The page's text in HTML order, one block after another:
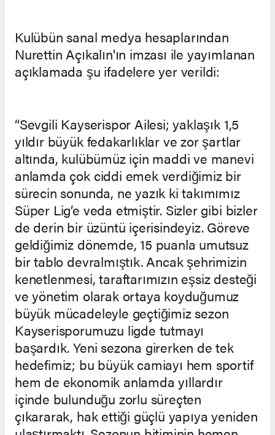
Kulübün sanal medya hesaplarından
Nurettin Açıkalın'ın imzası ile yayımlanan
açıklamada şu ifadelere yer verildi:
“Sevgili Kayserispor Ailesi; yaklaşık 1,5
yıldır büyük fedakarlıklar ve zor şartlar
altında, kulübümüz için maddi ve manevi
anlamda çok ciddi emek verdiğimiz bir
sürecin sonunda, ne yazık ki takımımız
Süper Lig’e veda etmiştir. Sizler gibi bizler
de derin bir üzüntü içerisindeyiz. Göreve
geldiğimiz dönemde, 15 puanla umutsuz
bir tablo devralmıştık. Ancak şehrimizin
kenetlenmesi, taraftarımızın eşsiz desteği
ve yönetim olarak ortaya koyduğumuz
büyük mücadeleyle geçtiğimiz sezon
Kayserisporumuzu ligde tutmayı
başardık. Yeni sezona girerken de tek
hedefimiz; bu büyük camiayı hem sportif
hem de ekonomik anlamda yıllardır
içinde bulunduğu zorlu süreçten
çıkararak, hak ettiği güçlü yapıya yeniden